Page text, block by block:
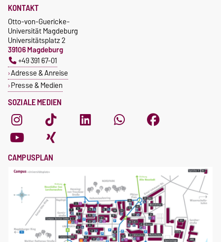
SOZIALE MEDIEN
KONTAKT
Otto-von-Guericke-
Universität Magdeburg
Universitätsplatz 2
39106 Magdeburg
+49 391 67-01
Adresse & Anreise
Presse & Medien
CAMPUSPLAN